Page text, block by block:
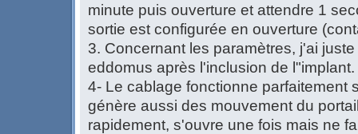
minute puis ouverture et attendre 1
sortie est configurée en ouverture
3. Concernant les paramètres, j'ai
eddomus après l'inclusion de l"implant.
4- Le cablage fonctionne parfaitement
génère aussi des mouvement du
rapidement, s'ouvre une fois mais ne